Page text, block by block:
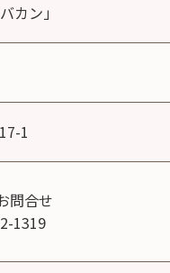
カン」
1
問合せ
1319